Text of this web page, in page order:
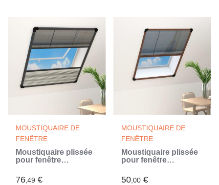
MOUSTIQUAIRE DE
FENÊTRE
Moustiquaire plissée
pour fenêtre
et auvent (Gris)
76,49 €
MOUSTIQUAIRE DE
FENÊTRE
Moustiquaire plissée
pour fenêtre
80x120 cm
50,00 €